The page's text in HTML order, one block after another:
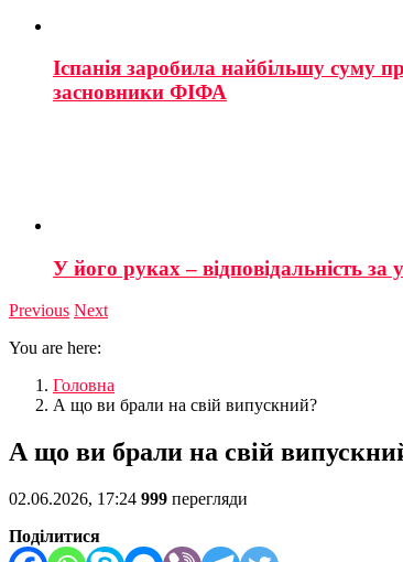
Іспанія заробила найбільшу суму
засновники ФІФА
У його руках – відповідальність за
Previous Next
You are here:
Головна
А що ви брали на свій випускний?
А що ви брали на свій
02.06.2026, 17:24 999 перегляди
Поділитися